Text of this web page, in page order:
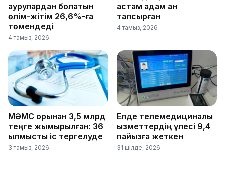
аурулардан болатын
өлім-жітім 26,6%-ға
төмендеді
4 тамыз, 2026
астам адам қан
тапсырған
4 тамыз, 2026
МӘМС қорынан 3,5 млрд
теңге жымқырылған: 36
қылмыстық іс тергелуде
3 тамыз, 2026
Елде телемедициналық
қызметтердің үлесі 9,4
пайызға жеткен
31 шілде, 2026